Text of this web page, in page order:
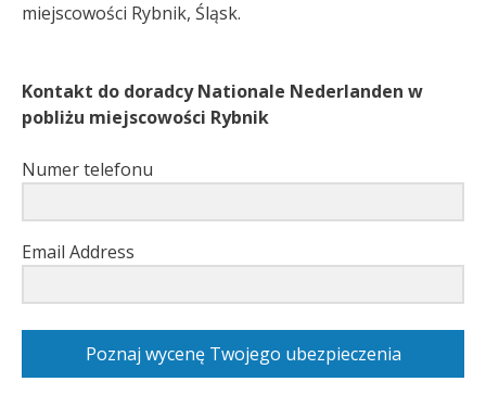
miejscowości Rybnik, Śląsk.
Kontakt do doradcy Nationale Nederlanden w
pobliżu miejscowości Rybnik
Numer telefonu
Email Address
Poznaj wycenę Twojego ubezpieczenia